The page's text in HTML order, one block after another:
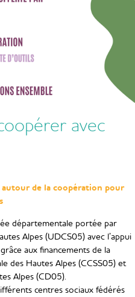
avec
autour de la coopération pour
départementale portée par
Alpes (UDCS05) avec l’appui
aux financements de la
des Hautes Alpes (CCSS05) et
Alpes (CD05).
centres sociaux fédérés